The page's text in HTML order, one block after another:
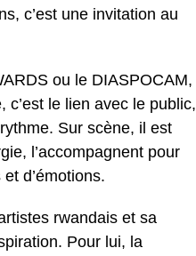
c’est une invitation au
ou le DIASPOCAM,
c’est le lien avec le public,
Sur scène, il est
l’accompagnent pour
d’émotions.
rwandais et sa
Pour lui, la